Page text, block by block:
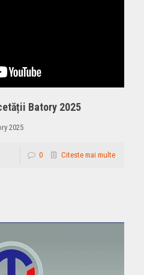
Batory 2025
2025
0 Citeste mai multe